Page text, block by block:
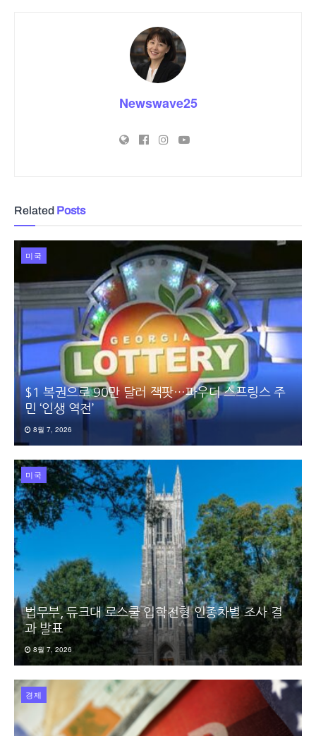
Newswave25
Related Posts
미국
$1 복권으로 90만 달러 잭팟…파우더 스프링스 주
민 ‘인생 역전’
8월 7, 2026
미국
법무부, 듀크대 로스쿨 입학전형 인종차별 조사 결
과 발표
8월 7, 2026
경제